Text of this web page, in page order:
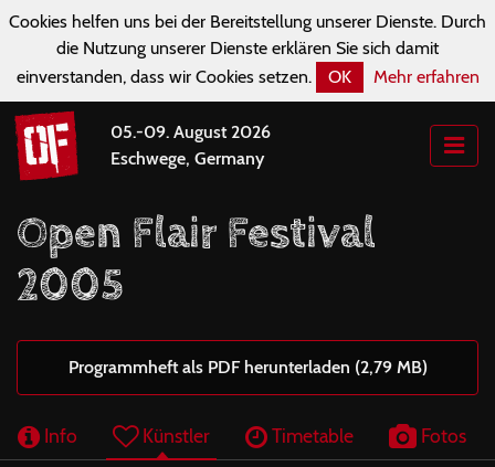
Cookies helfen uns bei der Bereitstellung unserer Dienste. Durch
die Nutzung unserer Dienste erklären Sie sich damit
einverstanden, dass wir Cookies setzen.
OK Mehr erfahren
05.-09. August 2026
Eschwege, Germany
Open Flair Festival
2005
Programmheft als PDF herunterladen (2,79 MB)
Info Künstler Timetable Fotos